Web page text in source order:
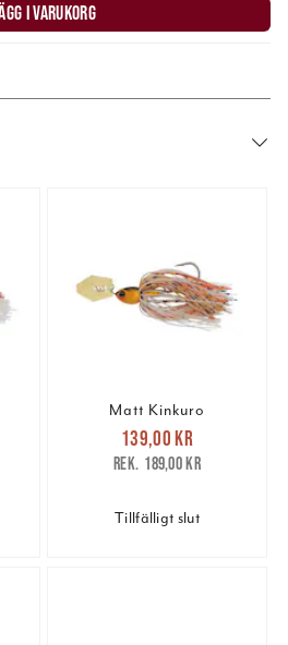
I VARUKORG
Matt Kinkuro
Nuvarande pris
139,00 krTidigare pris
189,00 kr
139,00 kr
189,00 kr
Tillfälligt slut